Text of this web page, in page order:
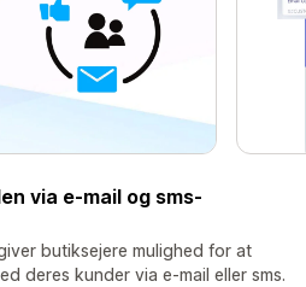
via e-mail og sms-
butiksejere mulighed for at
deres kunder via e-mail eller sms.